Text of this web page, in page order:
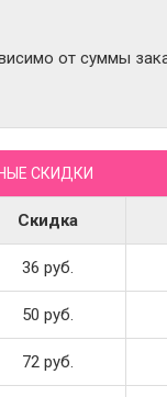
от суммы
СКИДКИ
Скидка
36 руб.
50 руб.
72 руб.